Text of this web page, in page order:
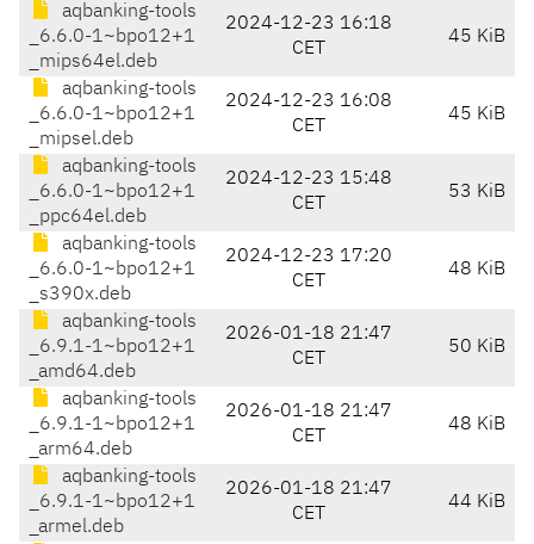
aqbanking-tools
_6.6.0-1~bpo12+1
_mips64el.deb
2024-12-23 16:18
CET
45 KiB
aqbanking-tools
_6.6.0-1~bpo12+1
_mipsel.deb
2024-12-23 16:08
CET
45 KiB
aqbanking-tools
_6.6.0-1~bpo12+1
_ppc64el.deb
2024-12-23 15:48
CET
53 KiB
aqbanking-tools
_6.6.0-1~bpo12+1
_s390x.deb
2024-12-23 17:20
CET
48 KiB
aqbanking-tools
_6.9.1-1~bpo12+1
_amd64.deb
2026-01-18 21:47
CET
50 KiB
aqbanking-tools
_6.9.1-1~bpo12+1
_arm64.deb
2026-01-18 21:47
CET
48 KiB
aqbanking-tools
_6.9.1-1~bpo12+1
_armel.deb
2026-01-18 21:47
CET
44 KiB